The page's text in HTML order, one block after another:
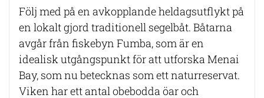
Följ med på en avkopplande heldagsutflykt på
en lokalt gjord traditionell segelbåt. Båtarna
avgår från fiskebyn Fumba, som är en
idealisk utgångspunkt för att utforska Menai
Bay, som nu betecknas som ett naturreservat.
Viken har ett antal obebodda öar och